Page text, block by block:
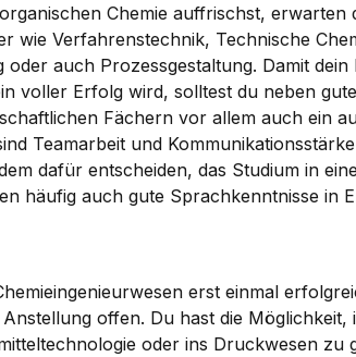
Chemie auffrischst, erwarten
wie Verfahrenstechnik, Technische
oder auch Prozessgestaltung. Damit dein
voller Erfolg wird, solltest du neben
Fächern vor allem auch ein
Teamarbeit und
dafür entscheiden, das Studium in
häufig auch gute Sprachkenntnisse in
erst einmal
offen. Du hast die Möglichkeit,
oder ins Druckwesen zu